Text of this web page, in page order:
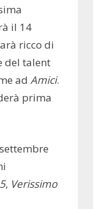
il 14
ricco di
del talent
ad Amici.
prima
, Verissimo